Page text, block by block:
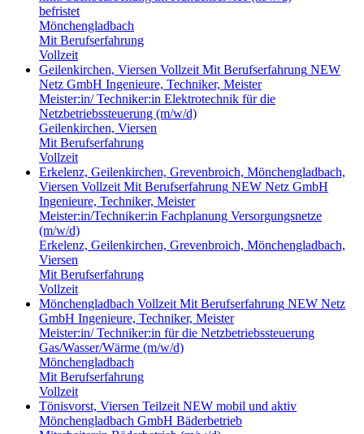
befristet
Mönchengladbach
Mit Berufserfahrung
Vollzeit
Geilenkirchen, Viersen Vollzeit Mit Berufserfahrung NEW
Netz GmbH Ingenieure, Techniker, Meister
Meister:in/ Techniker:in Elektrotechnik für die
Netzbetriebssteuerung (m/w/d)
Geilenkirchen, Viersen
Mit Berufserfahrung
Vollzeit
Erkelenz, Geilenkirchen, Grevenbroich, Mönchengladbach,
Viersen Vollzeit Mit Berufserfahrung NEW Netz GmbH
Ingenieure, Techniker, Meister
Meister:in/Techniker:in Fachplanung Versorgungsnetze
(m/w/d)
Erkelenz, Geilenkirchen, Grevenbroich, Mönchengladbach,
Viersen
Mit Berufserfahrung
Vollzeit
Mönchengladbach Vollzeit Mit Berufserfahrung NEW Netz
GmbH Ingenieure, Techniker, Meister
Meister:in/ Techniker:in für die Netzbetriebssteuerung
Gas/Wasser/Wärme (m/w/d)
Mönchengladbach
Mit Berufserfahrung
Vollzeit
Tönisvorst, Viersen Teilzeit NEW mobil und aktiv
Mönchengladbach GmbH Bäderbetrieb